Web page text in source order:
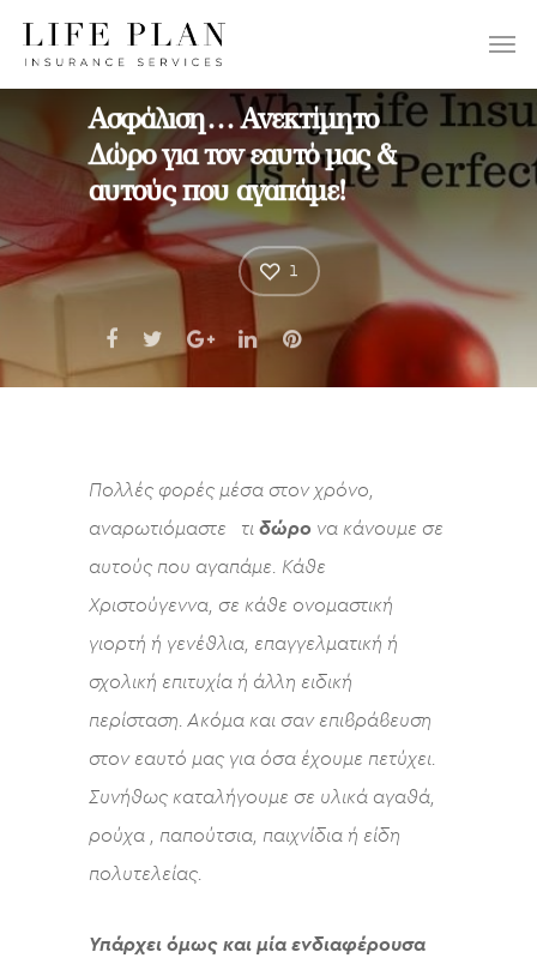
ΕΠΙΛΕΞΤΕ:
Ασφάλιση… Ανεκτίμητο
Δώρο για τον εαυτό μας &
αυτούς που αγαπάμε!
1
Πολλές φορές μέσα στον χρόνο,
αναρωτιόμαστε τι δώρο να κάνουμε σε
αυτούς που αγαπάμε. Κάθε
Χριστούγεννα, σε κάθε ονομαστική
γιορτή ή γενέθλια, επαγγελματική ή
σχολική επιτυχία ή άλλη ειδική
περίσταση. Ακόμα και σαν επιβράβευση
στον εαυτό μας για όσα έχουμε πετύχει.
Συνήθως καταλήγουμε σε υλικά αγαθά,
ρούχα , παπούτσια, παιχνίδια ή είδη
πολυτελείας.
Υπάρχει όμως και μία ενδιαφέρουσα